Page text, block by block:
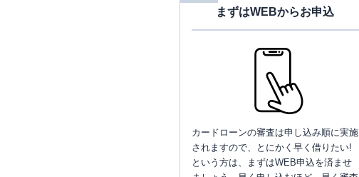
まずはWEBからお申込
カードローンの審査は申し込み順に実施
されますので、とにかく早く借りたい!
という方は、まずはWEB申込を済ませ